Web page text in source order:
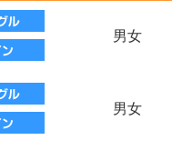
男女
男女